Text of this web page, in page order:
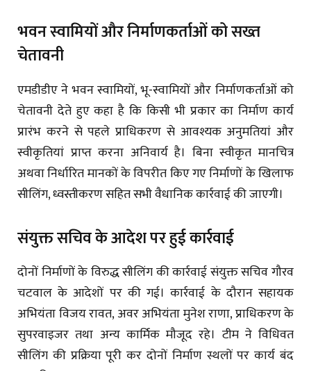
भवन स्वामियों और निर्माणकर्ताओं को सख्त
चेतावनी
एमडीडीए ने भवन स्वामियों, भू-स्वामियों और निर्माणकर्ताओं को
चेतावनी देते हुए कहा है कि किसी भी प्रकार का निर्माण कार्य
प्रारंभ करने से पहले प्राधिकरण से आवश्यक अनुमतियां और
स्वीकृतियां प्राप्त करना अनिवार्य है। बिना स्वीकृत मानचित्र
अथवा निर्धारित मानकों के विपरीत किए गए निर्माणों के खिलाफ
सीलिंग, ध्वस्तीकरण सहित सभी वैधानिक कार्रवाई की जाएगी।
संयुक्त सचिव के आदेश पर हुई कार्रवाई
दोनों निर्माणों के विरुद्ध सीलिंग की कार्रवाई संयुक्त सचिव गौरव
चटवाल के आदेशों पर की गई। कार्रवाई के दौरान सहायक
अभियंता विजय रावत, अवर अभियंता मुनेश राणा, प्राधिकरण के
सुपरवाइजर तथा अन्य कार्मिक मौजूद रहे। टीम ने विधिवत
सीलिंग की प्रक्रिया पूरी कर दोनों निर्माण स्थलों पर कार्य बंद